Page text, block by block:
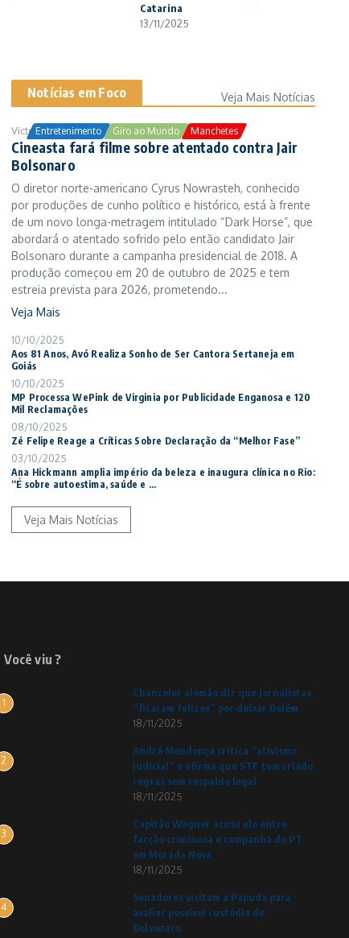
Catarina
13/11/2025
Notícias em Foco Veja Mais Notícias
Entretenimento Giro ao Mundo Manchetes
Victor Samuel 24/10/2025
Cineasta fará filme sobre atentado contra Jair
Bolsonaro
O diretor norte-americano Cyrus Nowrasteh, conhecido
por produções de cunho político e histórico, está à frente
de um novo longa-metragem intitulado “Dark Horse”, que
abordará o atentado sofrido pelo então candidato Jair
Bolsonaro durante a campanha presidencial de 2018. A
produção começou em 20 de outubro de 2025 e tem
estreia prevista para 2026, prometendo...
Veja Mais
10/10/2025
Aos 81 Anos, Avó Realiza Sonho de Ser Cantora Sertaneja em
Goiás
10/10/2025
MP Processa WePink de Virginia por Publicidade Enganosa e 120
Mil Reclamações
08/10/2025
Zé Felipe Reage a Críticas Sobre Declaração da “Melhor Fase”
03/10/2025
Ana Hickmann amplia império da beleza e inaugura clínica no Rio:
“É sobre autoestima, saúde e ...
Veja Mais Notícias
Você viu ?
1
Chanceler alemão diz que jornalistas
“ficaram felizes” por deixar Belém
18/11/2025
2
André Mendonça critica “ativismo
judicial” e afirma que STF tem criado
regras sem respaldo legal
18/11/2025
3
Capitão Wagner acusa elo entre
facção criminosa e campanha do PT
em Morada Nova
18/11/2025
4
Senadores visitam a Papuda para
avaliar possível custódia de
Bolsonaro